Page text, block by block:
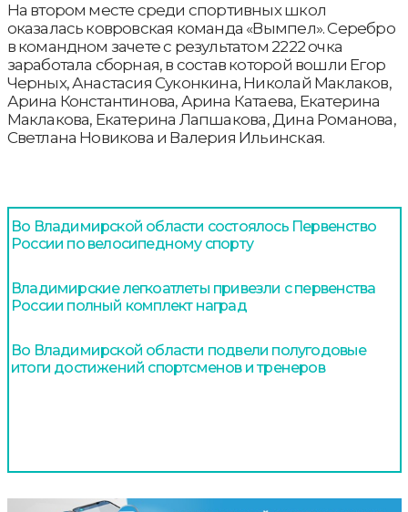
На втором месте среди спортивных школ
оказалась ковровская команда «Вымпел». Серебро
в командном зачете с результатом 2222 очка
заработала сборная, в состав которой вошли Егор
Черных, Анастасия Суконкина, Николай Маклаков,
Арина Константинова, Арина Катаева, Екатерина
Маклакова, Екатерина Лапшакова, Дина Романова,
Светлана Новикова и Валерия Ильинская.
Во Владимирской области состоялось Первенство
России по велосипедному спорту
Владимирские легкоатлеты привезли с первенства
России полный комплект наград
Во Владимирской области подвели полугодовые
итоги достижений спортсменов и тренеров